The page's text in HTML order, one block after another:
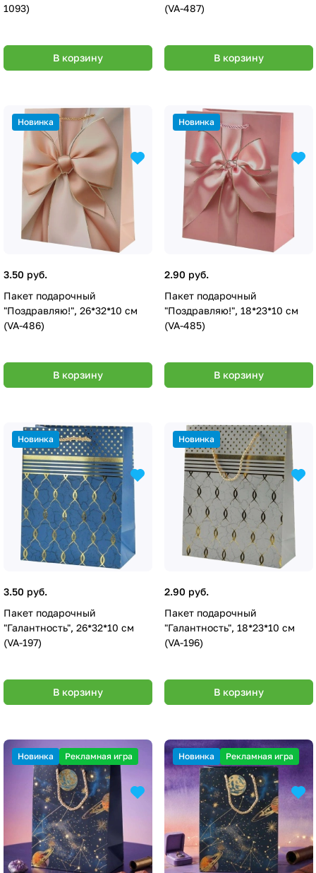
1093)
В корзину
(VA-487)
В корзину
Новинка
3.50 руб.
Пакет подарочный
"Поздравляю!", 26*32*10 см
(VA-486)
В корзину
Новинка
2.90 руб.
Пакет подарочный
"Поздравляю!", 18*23*10 см
(VA-485)
В корзину
Новинка
3.50 руб.
Пакет подарочный
"Галантность", 26*32*10 см
(VA-197)
В корзину
Новинка
2.90 руб.
Пакет подарочный
"Галантность", 18*23*10 см
(VA-196)
В корзину
Новинка Рекламная игра Новинка Рекламная игра